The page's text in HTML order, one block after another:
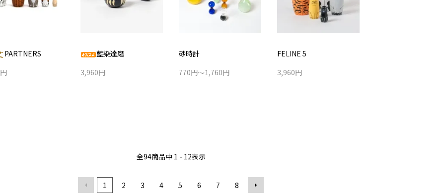
PARTNERS
藍染達磨
3,960円
砂時計
770円～1,760円
FELINE 5
3,960円
全94商品中 1 - 12表示
1 2 3 4 5 6 7 8